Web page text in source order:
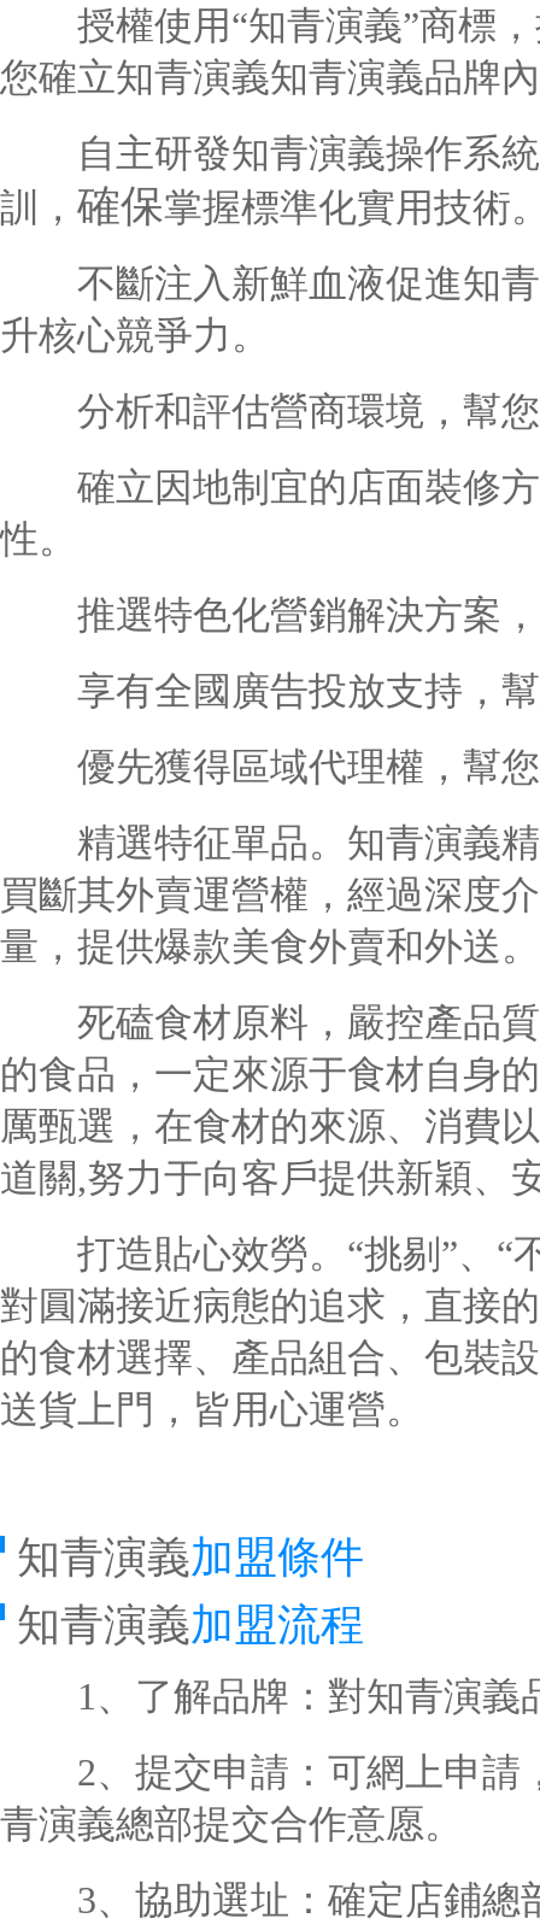
授權使用“知青演義”商標
您確立知青演義知青演義品牌
自主研發知青演義操作系統
訓， 確保掌握標準化實用技術
不斷注入新鮮血液促進知青
升核心競爭力。
分析和評估營商環境，幫您
確立因地制宜的店面裝修方
性。
推選特色化營銷解決方案，
享有全國廣告投放支持，幫
優先獲得區域代理權，幫您
精選特征單品。知青演義精
買斷其外賣運營權，經過深度
量，提供爆款美食外賣和外送。
死磕食材原料，嚴控產品質
的食品，一定來源于食材自身
厲甄選，在食材的來源、消費
道關,努力于向客戶提供新穎、
打造貼心效勞。“挑剔”、“
對圓滿接近病態的追求，直接
的食材選擇、產品組合、包裝
送貨上門，皆用心運營。
知青演義加盟條件
知青演義加盟流程
1、了解品牌：對知青演義
2、提交申請：可網上申請
青演義總部提交合作意愿。
3、協助選址：確定店鋪總